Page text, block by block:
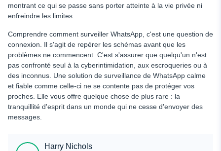
montrant ce qui se passe sans porter atteinte à la vie privée ni
enfreindre les limites.
Comprendre comment surveiller WhatsApp, c'est une question de
connexion. Il s'agit de repérer les schémas avant que les
problèmes ne commencent. C'est s'assurer que quelqu'un n'est
pas confronté seul à la cyberintimidation, aux escroqueries ou à
des inconnus. Une solution de surveillance de WhatsApp calme
et fiable comme celle-ci ne se contente pas de protéger vos
proches. Elle vous offre quelque chose de plus rare : la
tranquillité d'esprit dans un monde qui ne cesse d'envoyer des
messages.
Harry Nichols